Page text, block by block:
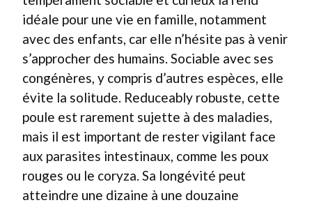
idéale pour une vie en famille, notamment
avec des enfants, car elle n’hésite pas à venir
s’approcher des humains. Sociable avec ses
congénères, y compris d’autres espèces, elle
évite la solitude. Reduceably robuste, cette
poule est rarement sujette à des maladies,
mais il est important de rester vigilant face
aux parasites intestinaux, comme les poux
rouges ou le coryza. Sa longévité peut
atteindre une dizaine à une douzaine